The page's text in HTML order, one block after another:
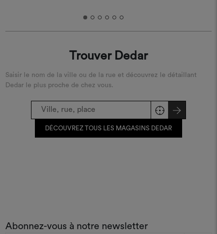
Trouver Dedar
Saisir le nom de la ville ou de la rue et découvrez le détaillant
Dedar le plus proche de chez vous.
DÉCOUVREZ TOUS LES MAGASINS DEDAR
Abonnez-vous à notre newsletter